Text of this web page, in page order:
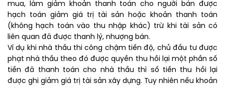
mua, làm giảm khoản thanh toán cho người bán được
hạch toán giảm giá trị tài sản hoặc khoản thanh toán
(không hạch toán vào thu nhập khác) trừ khi tài sản có
liên quan đã được thanh lý, nhượng bán.
Ví dụ khi nhà thầu thi công chậm tiến độ, chủ đầu tư được
phạt nhà thầu theo đó được quyền thu hồi lại một phần số
tiền đã thanh toán cho nhà thầu thì số tiền thu hồi lại
được ghi giảm giá trị tài sản xây dựng. Tuy nhiên nếu khoản